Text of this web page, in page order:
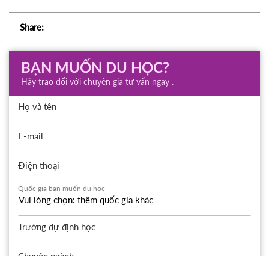
Share:
BẠN MUỐN DU HỌC?
Hãy trao đổi với chuyên gia tư vấn ngay .
Họ và tên
E-mail
Điện thoại
Quốc gia bạn muốn du học
Trường dự định học